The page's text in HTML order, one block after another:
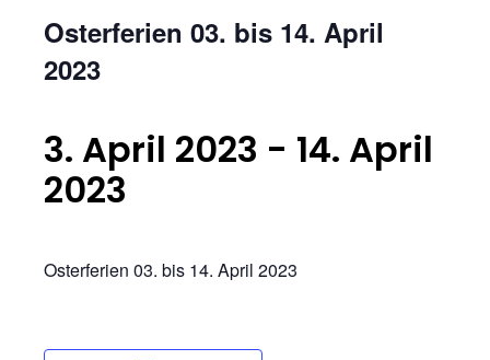
Osterferien 03. bis 14. April
2023
3. April 2023 - 14. April
2023
Osterferien 03. bis 14. April 2023